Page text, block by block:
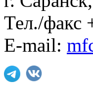
Тел./факс
E-mail: